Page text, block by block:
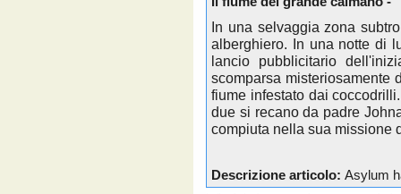
In una selvaggia zona
alberghiero. In una notte di
lancio pubblicitario
scomparsa misteriosamente
fiume infestato dai
due si recano da padre
compiuta nella sua missione
Descrizione articolo: Asylum